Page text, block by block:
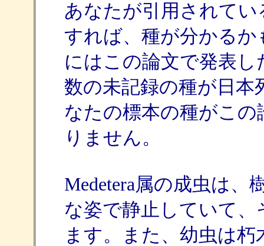
あなたが引用されて
すれば、種が分かる
にはこの論文で発表
数の未記録の種が日本
なたの標本の種がこ
りません。
Medetera属の成虫は
な姿で静止していて
ます。また、幼虫は